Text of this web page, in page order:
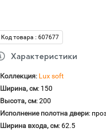
Код товара : 607677
Характеристики
Коллекция: Lux soft
Ширина, см: 150
Высота, см: 200
Исполнение полотна двери:
Ширина входа, см: 62.5